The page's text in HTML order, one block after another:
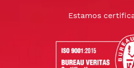
Estamos